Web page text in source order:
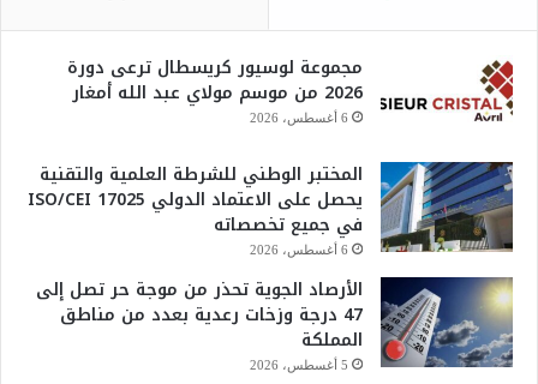
مجموعة لوسيور كريسطال ترعى دورة
2026 من موسم مولاي عبد الله أمغار
6 أغسطس، 2026
المختبر الوطني للشرطة العلمية والتقنية
يحصل على الاعتماد الدولي ISO/CEI 17025
في جميع تخصصاته
6 أغسطس، 2026
الأرصاد الجوية تحذر من موجة حر تصل إلى
47 درجة وزخات رعدية بعدد من مناطق
المملكة
5 أغسطس، 2026